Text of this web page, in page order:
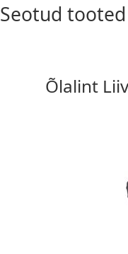
Seotud tooted
Õlalint